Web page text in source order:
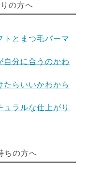
の方へ
トとまつ毛パーマ
自分に合うのかわ
たらいいかわから
ラルな仕上がり
ちの方へ